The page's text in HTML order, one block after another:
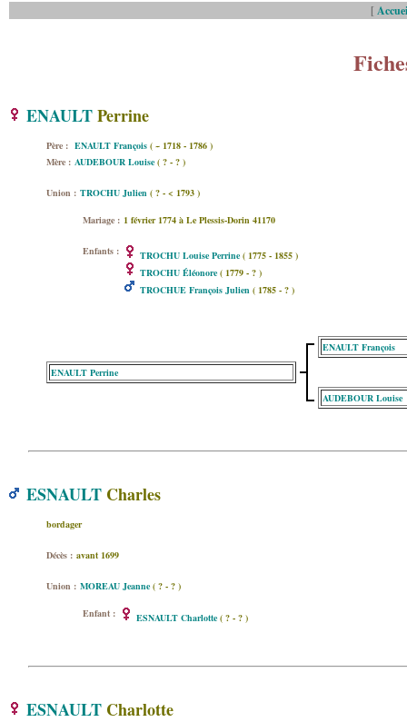
[
ENAULTPerrine
Père : ENAULT François ( ~ 1718 - 1786 )
Mère : AUDEBOUR Louise ( ? - ? )
Union : TROCHU Julien ( ? - < 1793 )
Mariage : 1 février 1774 à Le Plessis-Dorin 41170
Enfants : TROCHU Louise Perrine ( 1775 - 1855 )
TROCHU Éléonore ( 1779 - ? )
TROCHUE François Julien ( 1785 - ? )
ENAULT Perrine
ENAULT François
AUDEBOUR Louise
ESNAULT Charles
bordager
Décès : avant 1699
Union : MOREAU Jeanne ( ? - ? )
Enfant : ESNAULT Charlotte ( ? - ? )
ESNAULT Charlotte